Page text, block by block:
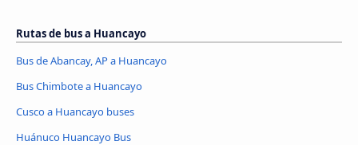
Rutas de bus a Huancayo
Bus de Abancay, AP a Huancayo
Bus Chimbote a Huancayo
Cusco a Huancayo buses
Huánuco Huancayo Bus